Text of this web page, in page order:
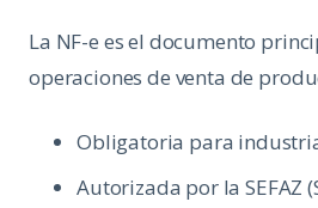
La NF-e es el documento
operaciones de venta de
Obligatoria para
Autorizada por la SEFAZ